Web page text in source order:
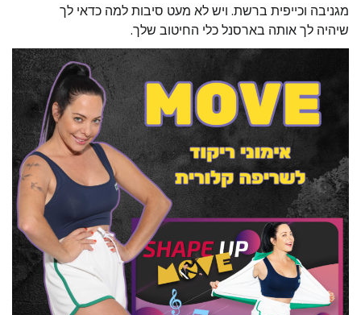
מגניבה וכייפית ברשת. ויש לא מעט סיבות למה כדאי לך
שיהיה לך אותה בארסנל כלי החיטוב שלך.